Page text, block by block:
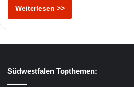
Weiterlesen >>
Südwestfalen Topthemen: